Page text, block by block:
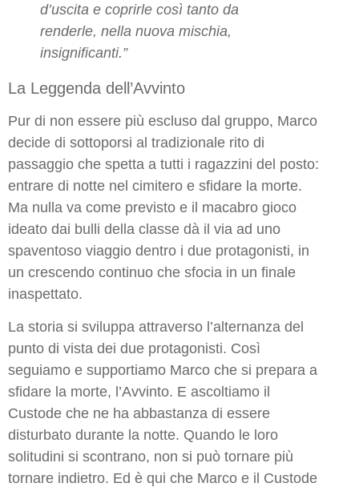
d’uscita e coprirle così tanto da
renderle, nella nuova mischia,
insignificanti.”
La Leggenda dell’Avvinto
Pur di non essere più escluso dal gruppo, Marco
decide di sottoporsi al tradizionale rito di
passaggio che spetta a tutti i ragazzini del posto:
entrare di notte nel cimitero e sfidare la morte.
Ma nulla va come previsto e il macabro gioco
ideato dai bulli della classe dà il via ad uno
spaventoso viaggio dentro i due protagonisti, in
un crescendo continuo che sfocia in un finale
inaspettato.
La storia si sviluppa attraverso l’alternanza del
punto di vista dei due protagonisti. Così
seguiamo e supportiamo Marco che si prepara a
sfidare la morte, l’Avvinto. E ascoltiamo il
Custode che ne ha abbastanza di essere
disturbato durante la notte. Quando le loro
solitudini si scontrano, non si può tornare più
tornare indietro. Ed è qui che Marco e il Custode